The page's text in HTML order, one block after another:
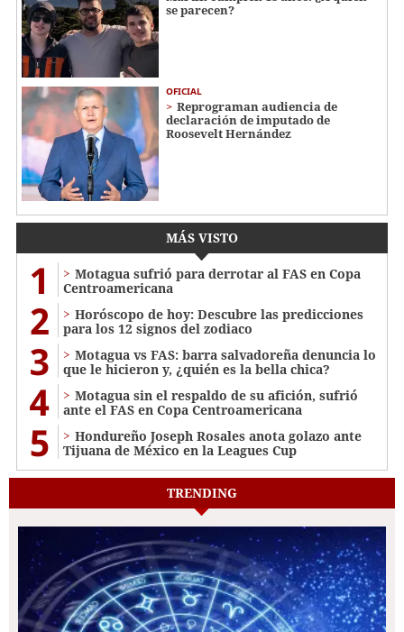
se parecen?
OFICIAL
Reprograman audiencia de
declaración de imputado de
Roosevelt Hernández
MÁS VISTO
1
Motagua sufrió para derrotar al FAS en Copa
Centroamericana
2
Horóscopo de hoy: Descubre las predicciones
para los 12 signos del zodiaco
3
Motagua vs FAS: barra salvadoreña denuncia lo
que le hicieron y, ¿quién es la bella chica?
4
Motagua sin el respaldo de su afición, sufrió
ante el FAS en Copa Centroamericana
5
Hondureño Joseph Rosales anota golazo ante
Tijuana de México en la Leagues Cup
TRENDING